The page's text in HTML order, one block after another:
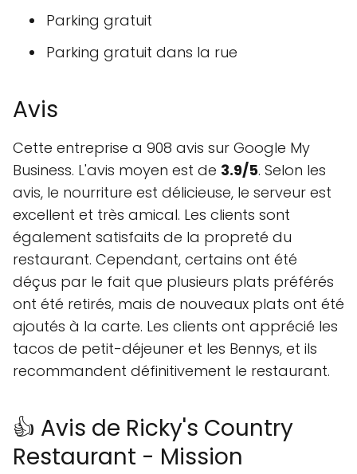
Parking gratuit
Parking gratuit dans la rue
Avis
Cette entreprise a 908 avis sur Google My
Business. L'avis moyen est de 3.9/5. Selon les
avis, le nourriture est délicieuse, le serveur est
excellent et très amical. Les clients sont
également satisfaits de la propreté du
restaurant. Cependant, certains ont été
déçus par le fait que plusieurs plats préférés
ont été retirés, mais de nouveaux plats ont été
ajoutés à la carte. Les clients ont apprécié les
tacos de petit-déjeuner et les Bennys, et ils
recommandent définitivement le restaurant.
👍 Avis de Ricky's Country
Restaurant - Mission